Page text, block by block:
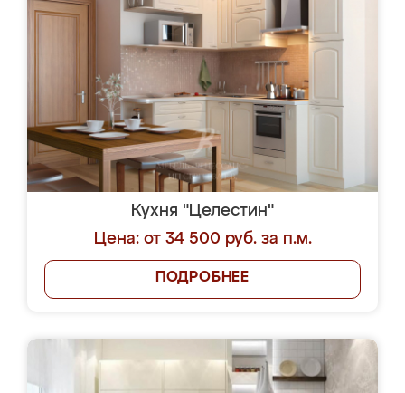
Кухня "Целестин"
Цена: от 34 500 руб. за п.м.
ПОДРОБНЕЕ